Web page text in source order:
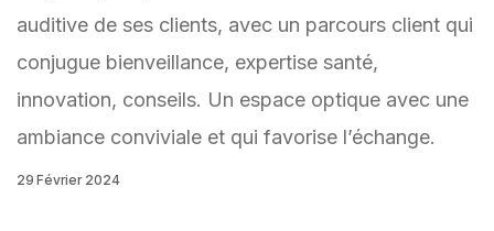
auditive de ses clients, avec un parcours client qui
conjugue bienveillance, expertise santé,
innovation, conseils. Un espace optique avec une
ambiance conviviale et qui favorise l’échange.
29 Février 2024